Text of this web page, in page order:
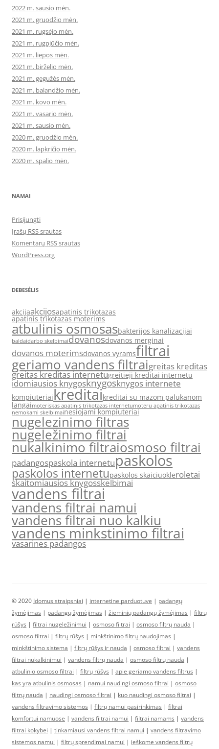
2022 m. sausio mėn.
2021 m. gruodžio mėn.
2021 m. rugsėjo mėn.
2021 m. rugpjūčio mėn.
2021 m. liepos mėn.
2021 m. birželio mėn.
2021 m. gegužės mėn.
2021 m. balandžio mėn.
2021 m. kovo mėn.
2021 m. vasario mėn.
2021 m. sausio mėn.
2020 m. gruodžio mėn.
2020 m. lapkričio mėn.
2020 m. spalio mėn.
NAMAI
Prisijungti
Įrašų RSS srautas
Komentarų RSS srautas
WordPress.org
DEBESĖLIS
akcijaakcijosapatinis trikotazas
apatinis trikotazas moterims
atbulinis osmosasbakterijos kanalizacijai
baldaidarbo skelbimaidovanosdovanos merginai
dovanos moterimsdovanos vyramsfiltrai
geriamo vandens filtraigreitas kreditas
greitas kreditas internetugreitieji kreditai internetu
idomiausios knygosknygosknygos internete
kompiuteriaikreditaikreditai su mazom palukanom
langaimoteriskas apatinis trikotazas internetumoteru apatinis trikotazas
nemokami skelbimainesiojami kompiuteriai
nugelezinimo filtras
nugeležinimo filtrai
nukalkinimo filtraiosmoso filtrai
padangospaskola internetupaskolos
paskolos internetupaskolos skaiciuokleroletai
skaitomiausios knygosskelbimai
vandens filtrai
vandens filtrai namui
vandens filtrai nuo kalkiu
vandens minkstinimo filtrai
vasarines padangos
© 2020 Idomus straipsniai | internetine parduotuve | padangų
žymėjimas | padangų žymėjimas | žieminių padangų žymėjimas | filtrų
rūšys | filtrai nugeležinimui | osmoso filtrai | osmoso filtrų nauda |
osmoso filtrai | filtrų rūšys | minkštinimo filtrų naudojimas |
minkštinimo sistema | filtrų rūšys ir nauda | osmoso filtrai | vandens
filtrai nukalkinimui | vandens filtrų nauda | osmoso filtrų nauda |
atbulinio osmoso filtrai | filtrų rūšys | apie geriamo vandens filtrus |
kas yra atbulinis osmosas | namui naudingi osmoso filtrai | osmoso
filtrų nauda | naudingi osmoso filtrai | kuo naudingi osmoso filtrai |
vandens filtravimo sistemos | filtrų namui pasirinkimas | filtrai
komfortui namuose | vandens filtrai namui | filtrai namams | vandens
filtrai kokybei | tinkamiausi vandens filtrai namui | vandens filtravimo
sistemos namui | filtrų sprendimai namui | ieškome vandens filtrų